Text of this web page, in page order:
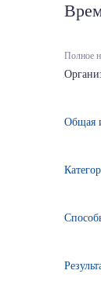
Полное
Общая